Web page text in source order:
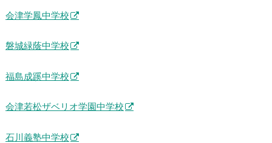
会津学鳳中学校
磐城緑蔭中学校
福島成蹊中学校
会津若松ザベリオ学園中学校
石川義塾中学校